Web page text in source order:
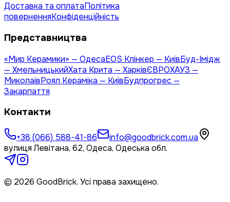
Доставка та оплатаПолітика
поверненняКонфіденційність
Представництва
«Мир Керамики» — ОдесаEOS Клінкер — КиївБуд-Імідж
— ХмельницькийХата Крита — ХарківЄВРОХАУЗ —
МиколаївРоял Кераміка — КиївБудпрогрес —
Закарпаття
Контакти
+38 (066) 588-41-86
info@goodbrick.com.ua
вулиця Левітана, 62, Одеса, Одеська обл.
© 2026 GoodBrick. Усі права захищено.